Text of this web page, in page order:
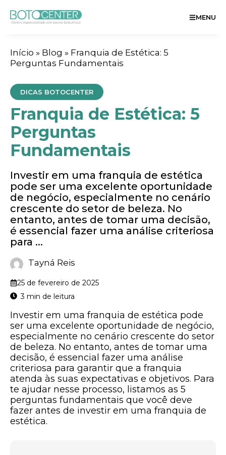
MENU
Início » Blog » Franquia de Estética: 5
Perguntas Fundamentais
DICAS BOTOCENTER
Franquia de Estética: 5
Perguntas
Fundamentais
Investir em uma franquia de estética
pode ser uma excelente oportunidade
de negócio, especialmente no cenário
crescente do setor de beleza. No
entanto, antes de tomar uma decisão,
é essencial fazer uma análise criteriosa
para ...
Tayná Reis
25 de fevereiro de 2025
Investir em uma franquia de estética pode
ser uma excelente oportunidade de negócio,
especialmente no cenário crescente do setor
de beleza. No entanto, antes de tomar uma
decisão, é essencial fazer uma análise
criteriosa para garantir que a franquia
atenda às suas expectativas e objetivos. Para
te ajudar nesse processo, listamos as 5
perguntas fundamentais que você deve
fazer antes de investir em uma franquia de
estética.